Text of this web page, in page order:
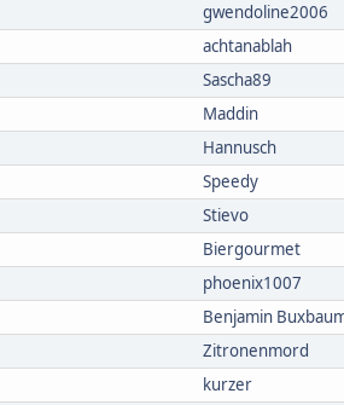
gwendoline2006
achtanablah
Sascha89
Maddin
Hannusch
Speedy
Stievo
Biergourmet
phoenix1007
Benjamin
Zitronenmord
kurzer